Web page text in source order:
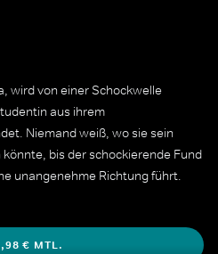
wird von einer Schockwelle
aus ihrem
Niemand weiß, wo sie sein
bis der schockierende Fund
unangenehme Richtung führt.
€ MTL.